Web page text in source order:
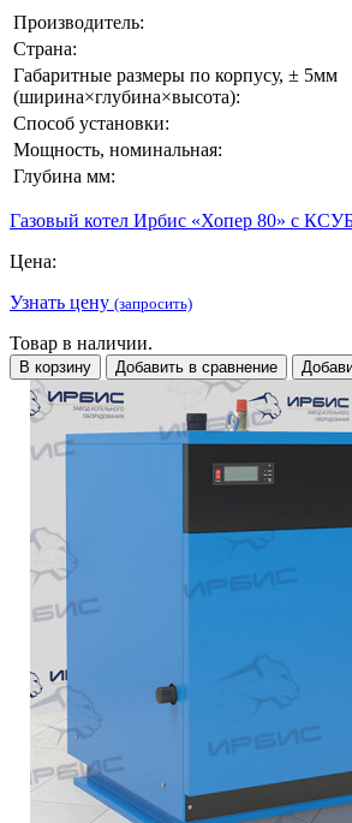
Производитель:
Страна:
Габаритные размеры по корпусу, ± 5мм
(ширина×глубина×высота):
Способ установки:
Мощность, номинальная:
Глубина мм:
Газовый котел Ирбис «Хопер 80» с
Цена:
Узнать цену (запросить)
Товар в наличии.
В корзину Добавить в сравнение